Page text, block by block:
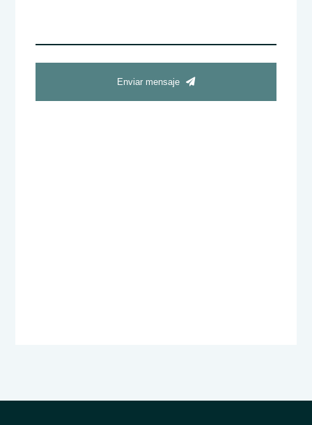
Enviar mensaje